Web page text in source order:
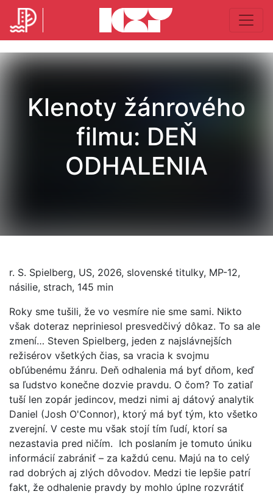
Klenoty žánrového
filmu: DEŇ
ODHALENIA
r. S. Spielberg, US, 2026, slovenské titulky, MP-12,
násilie, strach, 145 min
Roky sme tušili, že vo vesmíre nie sme sami. Nikto
však doteraz nepriniesol presvedčivý dôkaz. To sa ale
zmení… Steven Spielberg, jeden z najslávnejších
režisérov všetkých čias, sa vracia k svojmu
obľúbenému žánru. Deň odhalenia má byť dňom, keď
sa ľudstvo konečne dozvie pravdu. O čom? To zatiaľ
tuší len zopár jedincov, medzi nimi aj dátový analytik
Daniel (Josh O'Connor), ktorý má byť tým, kto všetko
zverejní. V ceste mu však stojí tím ľudí, ktorí sa
nezastavia pred ničím. Ich poslaním je tomuto úniku
informácií zabrániť – za každú cenu. Majú na to celý
rad dobrých aj zlých dôvodov. Medzi tie lepšie patrí
fakt, že odhalenie pravdy by mohlo úplne rozvrátiť